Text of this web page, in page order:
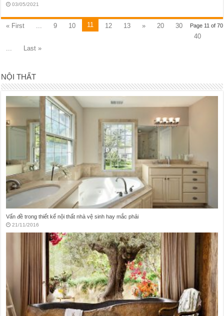
03/05/2021
Page 11 of 70
« First 9 10 11 12 13 » 20
30
40
Last »
NỘI THẤT
Có nên lựa chọn đơn vị thiết kế thi công nội thất giá rẻ?
18/11/2016